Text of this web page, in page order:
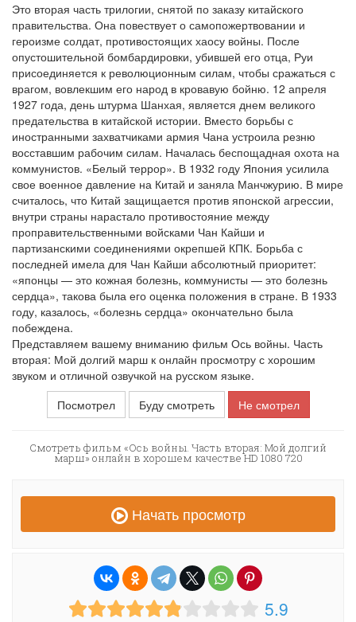
Это вторая часть трилогии, снятой по заказу китайского
правительства. Она повествует о самопожертвовании и
героизме солдат, противостоящих хаосу войны. После
опустошительной бомбардировки, убившей его отца, Руи
присоединяется к революционным силам, чтобы сражаться с
врагом, вовлекшим его народ в кровавую бойню. 12 апреля
1927 года, день штурма Шанхая, является днем великого
предательства в китайской истории. Вместо борьбы с
иностранными захватчиками армия Чана устроила резню
восставшим рабочим силам. Началась беспощадная охота на
коммунистов. «Белый террор». В 1932 году Япония усилила
свое военное давление на Китай и заняла Манчжурию. В мире
считалось, что Китай защищается против японской агрессии,
внутри страны нарастало противостояние между
проправительственными войсками Чан Кайши и
партизанскими соединениями окрепшей КПК. Борьба с
последней имела для Чан Кайши абсолютный приоритет:
«японцы — это кожная болезнь, коммунисты — это болезнь
сердца», такова была его оценка положения в стране. В 1933
году, казалось, «болезнь сердца» окончательно была
побеждена.
Представляем вашему вниманию фильм Ось войны. Часть
вторая: Мой долгий марш к онлайн просмотру с хорошим
звуком и отличной озвучкой на русском языке.
Посмотрел
Буду смотреть Не смотрел
Смотреть фильм «Ось войны. Часть вторая: Мой долгий
марш» онлайн в хорошем качестве HD 1080 720
Начать просмотр
5.9